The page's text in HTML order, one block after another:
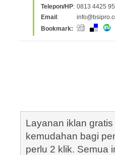
Telepon/HP: 0813 4425
Email :
Bookmark:
Layanan iklan
kemudahan bagi
perlu 2 klik. Semua